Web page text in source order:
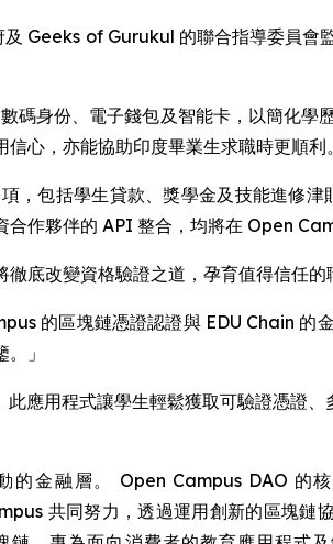
Geeks of Gurukul 的聯合指導委員會
身份、電子錢包及智能卡，以簡化學
心，亦能協助印度畢業生求職時更順利。
，包括學生貸款、獎學金及技能進修
作夥伴的 API 整合，均將在 Open
改變資格驗證之道，孕育值得信任的
的區塊鏈憑證認證與 EDU Chain 的
」
應用程式讓學生輕鬆獲取可驗證憑證、
金融層。 Open Campus DAO 的
共同努力，透過運用創新的區塊鏈